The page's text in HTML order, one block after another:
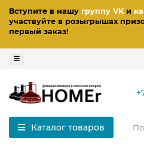
Вступите в нашу группу VKи
участвуйте в розыгрышах
первый заказ!
Каталог товаров